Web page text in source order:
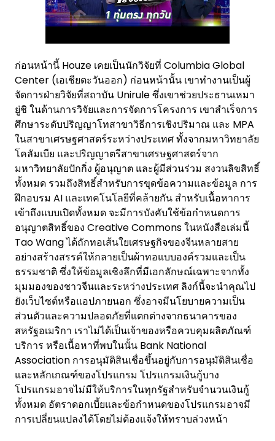
ก่อนหน้านี้ Houze เคยเป็นนักวิจัยที่ Columbia Global
Center (เอเชียตะวันออก) ก่อนหน้านั้น เขาทำงานเป็นผู้
จัดการฝ่ายวิจัยที่สถาบัน Unirule ซึ่งเขาช่วยประธานเหมา
ยู่ชิ ในด้านการวิจัยและการจัดการโครงการ เขาสำเร็จการ
ศึกษาระดับปริญญาโทสาขาวิธีการเชิงปริมาณ และ MPA
ในสาขาเศรษฐศาสตร์ระหว่างประเทศ ทั้งจากมหาวิทยาลัย
โคลัมเบีย และปริญญาตรีสาขาเศรษฐศาสตร์จาก
มหาวิทยาลัยปักกิ่ง ผู้อนุญาต และผู้มีส่วนร่วม สงวนลิขสิทธิ์
ทั้งหมด รวมถึงสิทธิ์สำหรับการขุดข้อความและข้อมูล การ
ฝึกอบรม AI และเทคโนโลยีที่คล้ายกัน สำหรับเนื้อหาการ
เข้าถึงแบบเปิดทั้งหมด จะมีการบังคับใช้ข้อกำหนดการ
อนุญาตสิทธิ์ของ Creative Commons ในหนังสือเล่มนี้
Tao Wang ได้ถักทอเส้นใยเศรษฐกิจของจีนหลายสาย
อย่างสร้างสรรค์ให้กลายเป็นผ้าทอแบบองค์รวมและเป็น
ธรรมชาติ ซึ่งให้ข้อมูลเชิงลึกที่มีเอกลักษณ์เฉพาะจากทั้ง
มุมมองของชาวจีนและระหว่างประเทศ ลิงก์นี้จะนำคุณไป
ยังเว็บไซต์หรือแอปภายนอก ซึ่งอาจมีนโยบายความเป็น
ส่วนตัวและความปลอดภัยที่แตกต่างจากธนาคารของ
สหรัฐอเมริกา เราไม่ได้เป็นเจ้าของหรือควบคุมผลิตภัณฑ์
บริการ หรือเนื้อหาที่พบในนั้น Bank National
Association การอนุมัติสินเชื่อขึ้นอยู่กับการอนุมัติสินเชื่อ
และหลักเกณฑ์ของโปรแกรม โปรแกรมเงินกู้บาง
โปรแกรมอาจไม่มีให้บริการในทุกรัฐสำหรับจำนวนเงินกู้
ทั้งหมด อัตราดอกเบี้ยและข้อกำหนดของโปรแกรมอาจมี
การเปลี่ยนแปลงได้โดยไม่ต้องแจ้งให้ทราบล่วงหน้า